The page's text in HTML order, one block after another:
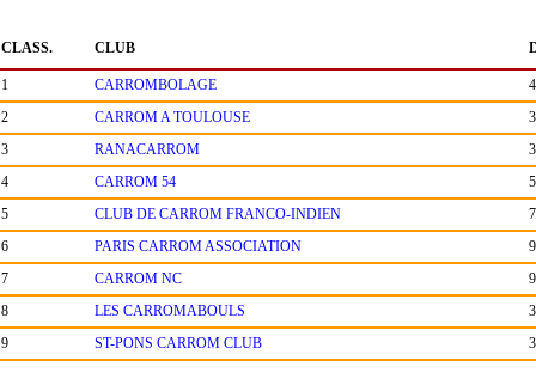
CLASS. CLUB
1 CARROMBOLAGE
2
CARROM A TOULOUSE
3
RANACARROM
4
CARROM 54
5
CLUB DE CARROM FRANCO-INDIEN
6
PARIS CARROM ASSOCIATION
7
CARROM NC
8
LES CARROMABOULS
9
ST-PONS CARROM CLUB